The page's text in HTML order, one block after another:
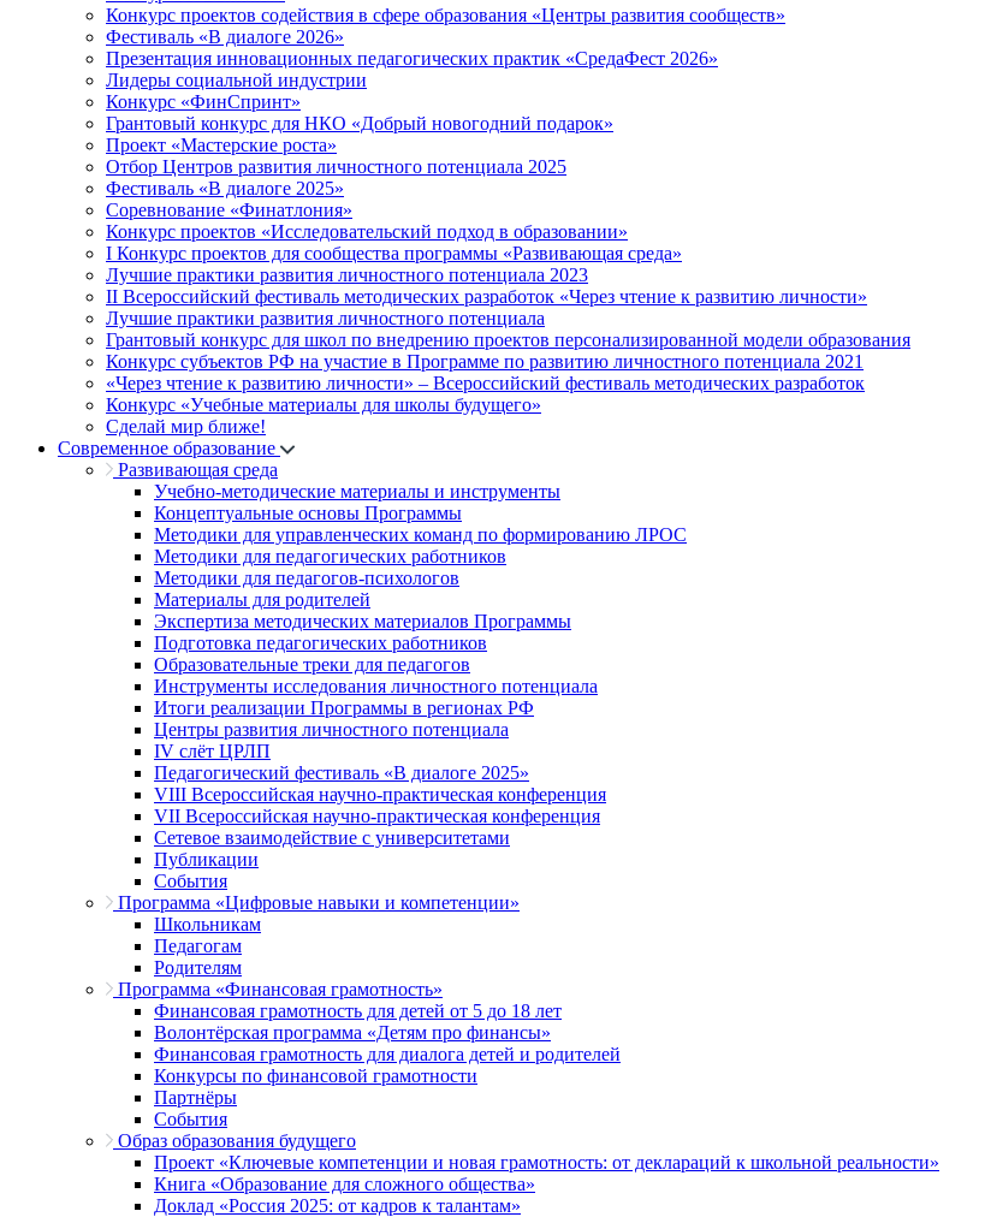
Конкурс проектов содействия в сфере образования «Центры развития сообществ»
Фестиваль «В диалоге 2026»
Презентация инновационных педагогических практик «СредаФест 2026»
Лидеры социальной индустрии
Конкурс «ФинСпринт»
Грантовый конкурс для НКО «Добрый новогодний подарок»
Проект «Мастерские роста»
Отбор Центров развития личностного потенциала 2025
Фестиваль «В диалоге 2025»
Соревнование «Финатлония»
Конкурс проектов «Исследовательский подход в образовании»
I Конкурс проектов для сообщества программы «Развивающая среда»
Лучшие практики развития личностного потенциала 2023
II Всероссийский фестиваль методических разработок «Через чтение к развитию личности»
Лучшие практики развития личностного потенциала
Грантовый конкурс для школ по внедрению проектов персонализированной модели образования
Конкурс субъектов РФ на участие в Программе по развитию личностного потенциала 2021
«Через чтение к развитию личности» – Всероссийский фестиваль методических разработок
Конкурс «Учебные материалы для школы будущего»
Сделай мир ближе!
Современное образование
Развивающая среда
Учебно-методические материалы и инструменты
Концептуальные основы Программы
Методики для управленческих команд по формированию ЛРОС
Методики для педагогических работников
Методики для педагогов-психологов
Материалы для родителей
Экспертиза методических материалов Программы
Подготовка педагогических работников
Образовательные треки для педагогов
Инструменты исследования личностного потенциала
Итоги реализации Программы в регионах РФ
Центры развития личностного потенциала
IV слёт ЦРЛП
Педагогический фестиваль «В диалоге 2025»
VIII Всероссийская научно-практическая конференция
VII Всероссийская научно-практическая конференция
Сетевое взаимодействие с университетами
Публикации
События
Программа «Цифровые навыки и компетенции»
Школьникам
Педагогам
Родителям
Программа «Финансовая грамотность»
Финансовая грамотность для детей от 5 до 18 лет
Волонтёрская программа «Детям про финансы»
Финансовая грамотность для диалога детей и родителей
Конкурсы по финансовой грамотности
Партнёры
События
Образ образования будущего
Проект «Ключевые компетенции и новая грамотность: от деклараций к школьной реальности»
Книга «Образование для сложного общества»
Доклад «Россия 2025: от кадров к талантам»